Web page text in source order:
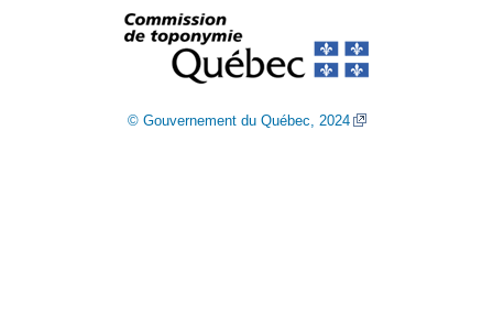
© Gouvernement du Québec, 2024